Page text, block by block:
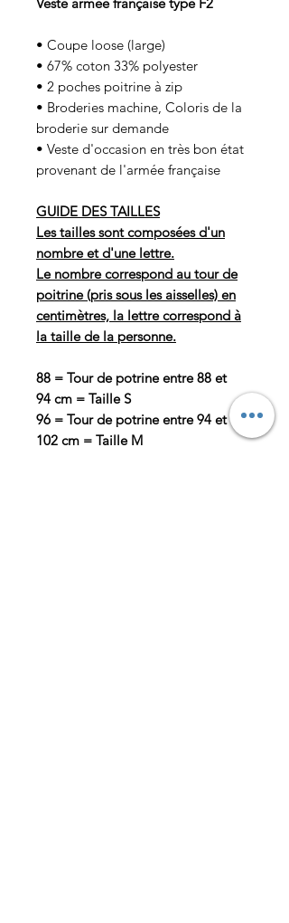
• Coupe loose (large)
• 67% coton 33% polyester
• 2 poches poitrine à zip
• Broderies machine, Coloris de la
broderie sur demande
• Veste d'occasion en très bon état
provenant de l'armée française
GUIDE DES TAILLES
Les tailles sont composées d'un
nombre et d'une lettre.
Le nombre correspond au tour de
poitrine (pris sous les aisselles) en
centimètres, la lettre correspond à
la taille de la personne.
88 = Tour de potrine entre 88 et
94 cm = Taille S
96 = Tour de potrine entre 94 et
102 cm = Taille M